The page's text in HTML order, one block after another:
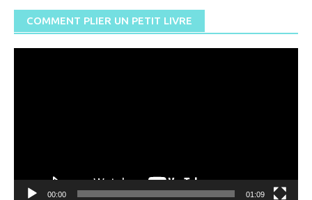
COMMENT PLIER UN PETIT LIVRE
00:00 01:09